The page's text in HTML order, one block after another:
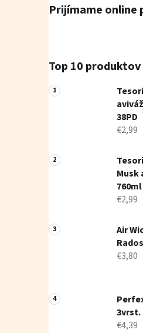
Prijímame online
Top 10 produktov
38PD
€2,99
Musk
760ml
€2,99
Air
€3,80
3vrst.
€4,39